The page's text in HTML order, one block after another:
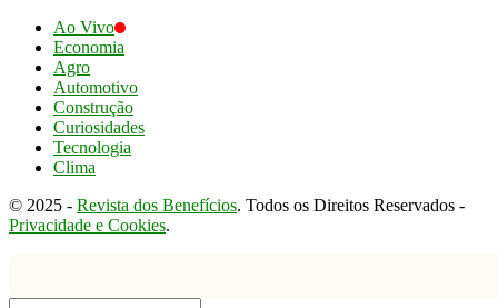
Ao Vivo
Economia
Agro
Automotivo
Construção
Curiosidades
Tecnologia
Clima
© 2025 - Revista dos Benefícios. Todos os Direitos Reservados -
Privacidade e Cookies.